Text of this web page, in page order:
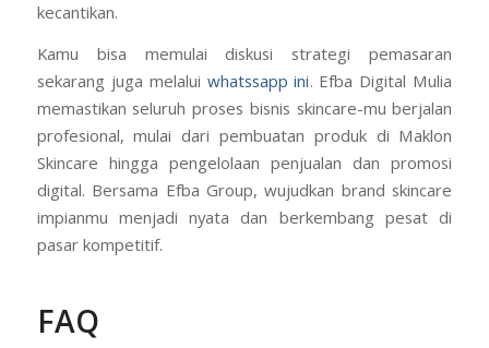
kecantikan.
Kamu bisa memulai diskusi strategi pemasaran
sekarang juga melalui whatssapp ini. Efba Digital Mulia
memastikan seluruh proses bisnis skincare-mu berjalan
profesional, mulai dari pembuatan produk di Maklon
Skincare hingga pengelolaan penjualan dan promosi
digital. Bersama Efba Group, wujudkan brand skincare
impianmu menjadi nyata dan berkembang pesat di
pasar kompetitif.
FAQ